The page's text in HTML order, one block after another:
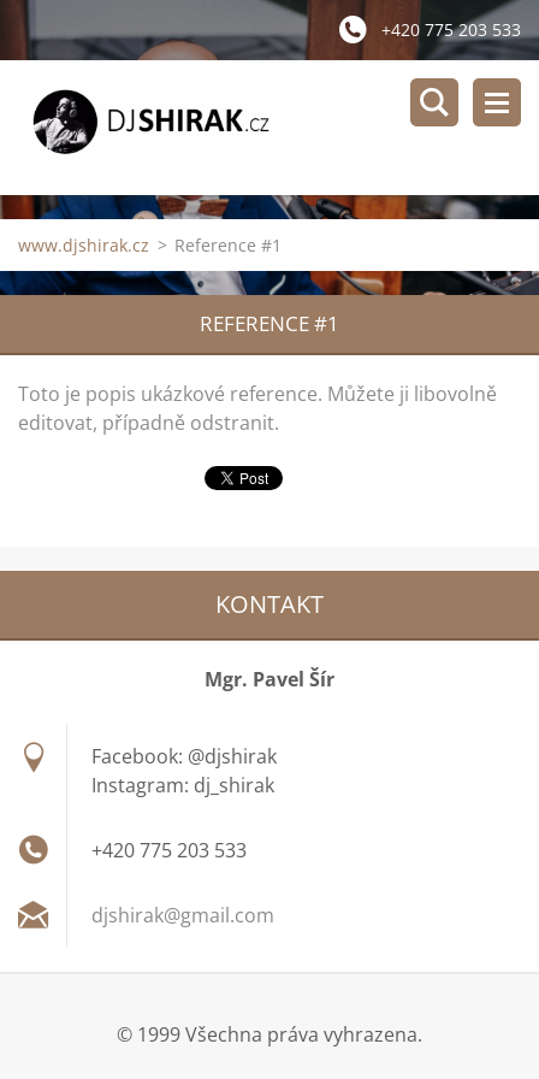
+420 775 203 533
www.djshirak.cz > Reference #1
REFERENCE #1
Toto je popis ukázkové reference. Můžete ji libovolně
editovat, případně odstranit.
KONTAKT
Mgr. Pavel Šír
Facebook: @djshirak
Instagram: dj_shirak
+420 775 203 533
djshirak@gmail.com
© 1999 Všechna práva vyhrazena.